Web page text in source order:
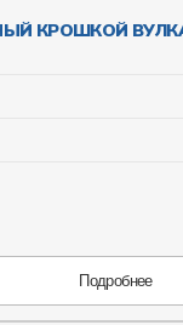
КРОШКОЙ
Подробнее